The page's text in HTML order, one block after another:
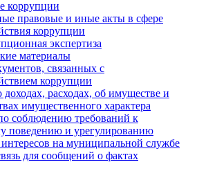
коррупции
правовые и иные акты в сфере
коррупции
экспертиза
материалы
связанных с
коррупции
доходах, расходах, об имуществе и
имущественного характера
соблюдению требований к
поведению и урегулированию
на муниципальной службе
для сообщений о фактах